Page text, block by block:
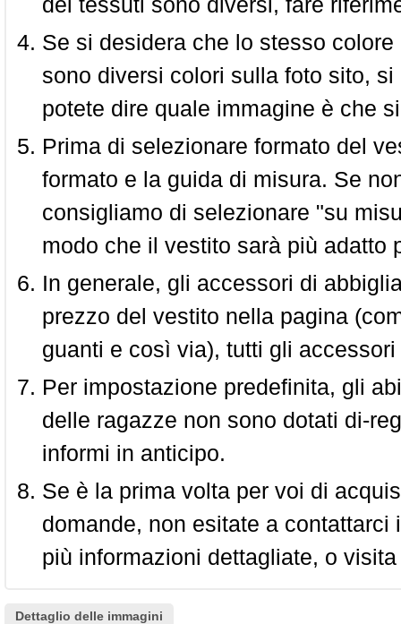
Se si desidera che lo stesso
sono diversi colori sulla foto sito,
potete dire quale immagine è che
Prima di selezionare formato del
formato e la guida di misura. Se
consigliamo di selezionare "su
modo che il vestito sarà più adatto
In generale, gli accessori di
prezzo del vestito nella pagina
guanti e così via), tutti gli
Per impostazione predefinita, gli
delle ragazze non sono dotati di-
informi in anticipo.
Se è la prima volta per voi di
domande, non esitate a
più informazioni dettagliate, o
Dettaglio delle immagini